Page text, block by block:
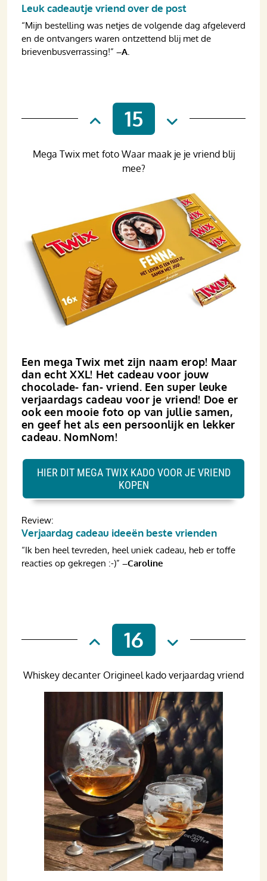
Leuk cadeautje vriend over de post
“Mijn bestelling was netjes de volgende dag afgeleverd
en de ontvangers waren ontzettend blij met de
brievenbusverrassing!” –A.
15
Een mega Twix met zijn naam erop! Maar
dan echt XXL! Het cadeau voor jouw
chocolade- fan- vriend. Een super leuke
verjaardags cadeau voor je vriend! Doe er
ook een mooie foto op van jullie samen,
en geef het als een persoonlijk en lekker
cadeau. NomNom!
Mega Twix met foto Waar maak je je vriend blij
mee?
Review:
Verjaardag cadeau ideeën beste vrienden
“Ik ben heel tevreden, heel uniek cadeau, heb er toffe
reacties op gekregen :-)” –Caroline
HIER DIT MEGA TWIX KADO VOOR JE VRIEND
KOPEN
16
Whiskey decanter Origineel kado verjaardag vriend